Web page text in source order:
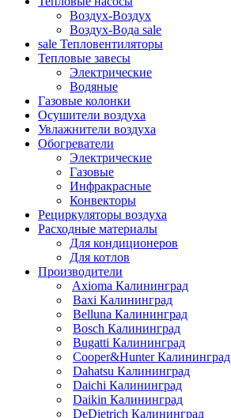
Воздух-Воздух
Воздух-Вода sale
sale Тепловентиляторы
Тепловые завесы
Электрические
Водяные
Газовые колонки
Осушители воздуха
Увлажнители воздуха
Обогреватели
Электрические
Газовые
Инфракрасные
Конвекторы
Рециркуляторы воздуха
Расходные материалы
Для кондиционеров
Для котлов
Производители
Axioma Калининград
Baxi Калининград
Belluna Калининград
Bosch Калининград
Bugatti Калининград
Cooper&Hunter Калининград
Dahatsu Калининград
Daichi Калининград
Daikin Калининград
DeDietrich Калининград